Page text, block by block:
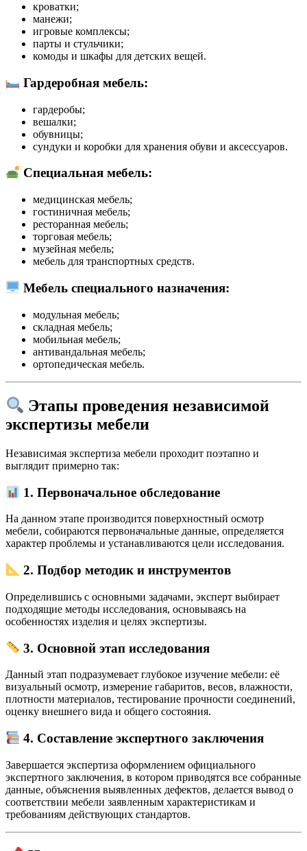
кроватки;
манежи;
игровые комплексы;
парты и стульчики;
комоды и шкафы для детских вещей.
Гардеробная мебель:
гардеробы;
вешалки;
обувницы;
сундуки и коробки для хранения обуви и аксессуаров.
Специальная мебель:
медицинская мебель;
гостиничная мебель;
ресторанная мебель;
торговая мебель;
музейная мебель;
мебель для транспортных средств.
Мебель специального назначения:
модульная мебель;
складная мебель;
мобильная мебель;
антивандальная мебель;
ортопедическая мебель.
Этапы проведения независимой
экспертизы мебели
Независимая экспертиза мебели проходит поэтапно и
выглядит примерно так:
1. Первоначальное обследование
На данном этапе производится поверхностный осмотр
мебели, собираются первоначальные данные, определяется
характер проблемы и устанавливаются цели исследования.
2. Подбор методик и инструментов
Определившись с основными задачами, эксперт выбирает
подходящие методы исследования, основываясь на
особенностях изделия и целях экспертизы.
3. Основной этап исследования
Данный этап подразумевает глубокое изучение мебели: её
визуальный осмотр, измерение габаритов, весов, влажности,
плотности материалов, тестирование прочности соединений,
оценку внешнего вида и общего состояния.
4. Составление экспертного заключения
Завершается экспертиза оформлением официального
экспертного заключения, в котором приводятся все собранные
данные, объяснения выявленных дефектов, делается вывод о
соответствии мебели заявленным характеристикам и
требованиям действующих стандартов.